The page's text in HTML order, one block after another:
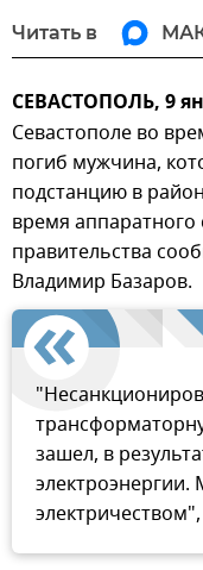
Читать в
СЕВАСТОПОЛЬ, 9
Севастополе во
погиб мужчина,
подстанцию в
время
правительства
Владимир Базаров.
зашел, в